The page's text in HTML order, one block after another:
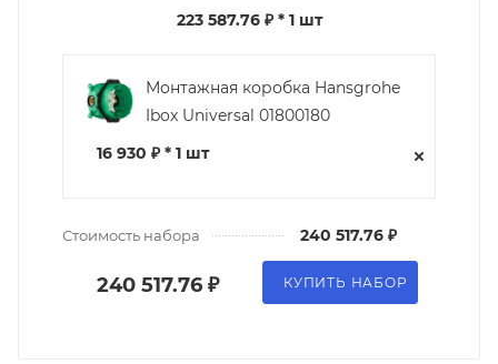
223 587.76 ₽* 1 шт
Монтажная коробка Hansgrohe
Ibox Universal 01800180
16 930 ₽ * 1 шт
Стоимость набора 240 517.76 ₽
240 517.76 ₽ КУПИТЬ НАБОР